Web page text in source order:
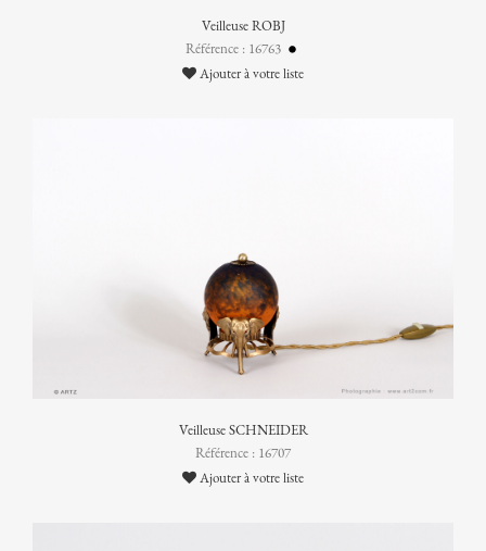
Veilleuse ROBJ
Référence : 16763
Ajouter à votre liste
Veilleuse SCHNEIDER
Référence : 16707
Ajouter à votre liste